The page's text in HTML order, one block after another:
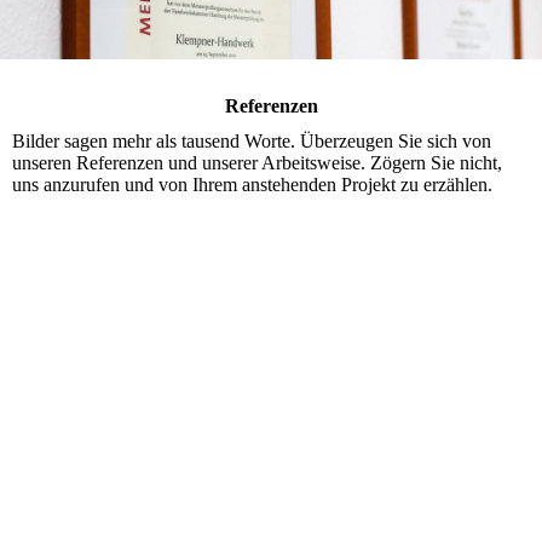
Referenzen
Bilder sagen mehr als tausend Worte. Überzeugen Sie sich von
unseren Referenzen und unserer Arbeitsweise. Zögern Sie nicht,
uns anzurufen und von Ihrem anstehenden Projekt zu erzählen.